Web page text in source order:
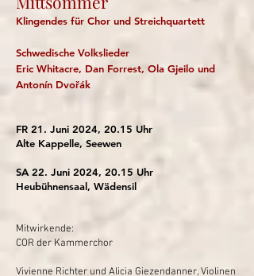
Klingendes für Chor und Streichquartett
Schwedische Volkslieder
Eric Whitacre, Dan Forrest, Ola Gjeilo und
Antonín Dvořák
FR 21. Juni 2024, 20.15 Uhr
Alte Kappelle, Seewen
SA 22. Juni 2024, 20.15 Uhr
Heubühnensaal, Wädensil
Mitwirkende:
COR der Kammerchor
Vivienne Richter und Alicia Giezendanner, Violinen